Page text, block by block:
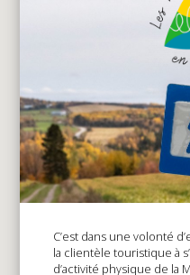
C’est dans une volonté
la clientèle touristique à
d’activité physique de la